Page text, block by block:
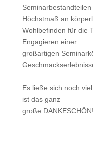
Höchstmaß an
Wohlbefinden für die
Engagieren einer
großartigen
Es ließe sich noch
ist das ganz
große DANKESCHÖN!